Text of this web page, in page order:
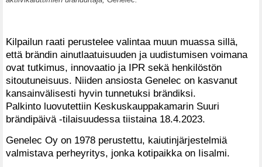
Kilpailun raati perustelee valintaa muun muassa sillä,
että brändin ainutlaatuisuuden ja uudistumisen voimana
ovat tutkimus, innovaatio ja IPR sekä henkilöstön
sitoutuneisuus. Niiden ansiosta Genelec on kasvanut
kansainvälisesti hyvin tunnetuksi brändiksi.
Palkinto luovutettiin Keskuskauppakamarin Suuri
brändipäivä -tilaisuudessa tiistaina 18.4.2023.
Genelec Oy on 1978 perustettu, kaiutinjärjestelmiä
valmistava perheyritys, jonka kotipaikka on Iisalmi.